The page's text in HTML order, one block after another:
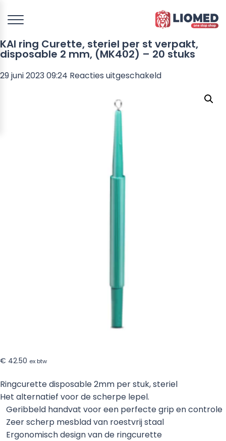
KAI ring Curette, steriel per st verpakt,
disposable 2 mm, (MK402) – 20 stuks
29 juni 2023 09:24 Reacties uitgeschakeldvoor
€ 42.50 ex btw
Ringcurette disposable 2mm per stuk, steriel
Het alternatief voor de scherpe lepel.
Geribbeld handvat voor een perfecte grip en controle
Zeer scherp mesblad van roestvrij staal
Ergonomisch design van de ringcurette